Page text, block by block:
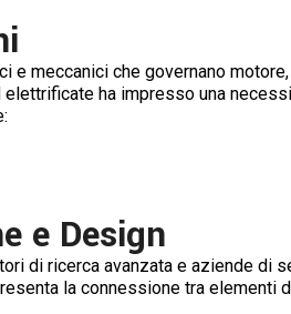
meccanici che governano
ha impresso una
e Design
di ricerca avanzata e aziende di
la connessione tra elementi